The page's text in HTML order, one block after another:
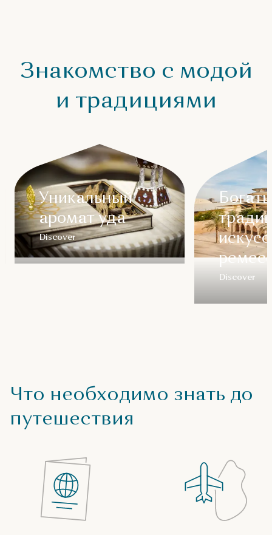
Знакомство с модой
и традициями
Уникальный
аромат уда
Discover
Discover
Что необходимо знать до
путешествия